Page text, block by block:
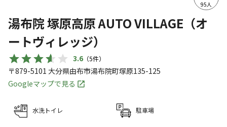
95人
湯布院 塚原高原 AUTO VILLAGE（オ
ートヴィレッジ）
3.6 （5件）
〒879-5101 大分県由布市湯布院町塚原135-125
Googleマップで見る
水洗トイレ 駐車場